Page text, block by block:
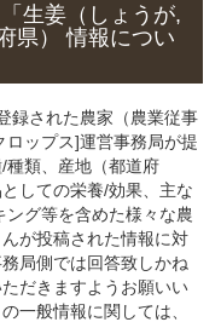
生姜（しょうが,
県） 情報につい
録された農家（農業従事
ップス]運営事務局が提
種類、産地（都道府
しての栄養/効果、主な
グ等を含めた様々な農
が投稿された情報に対
局側では回答致しかね
だきますようお願いい
一般情報に関しては、